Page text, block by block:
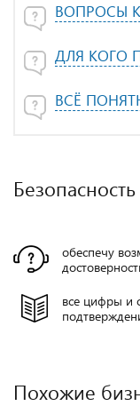
ВОПРОСЫ
ДЛЯ КОГО
ВСЁ
обеспечу
все цифры и
Похожие